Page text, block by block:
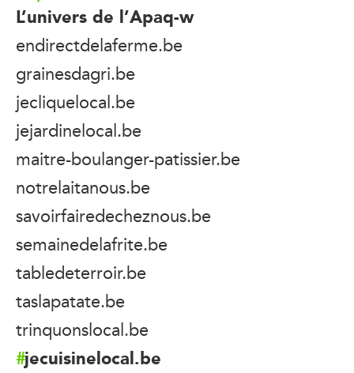
L’univers de l’Apaq-w
endirectdelaferme.be
grainesdagri.be
jecliquelocal.be
jejardinelocal.be
maitre-boulanger-patissier.be
notrelaitanous.be
savoirfairedecheznous.be
semainedelafrite.be
tabledeterroir.be
taslapatate.be
trinquonslocal.be
jecuisinelocal.be